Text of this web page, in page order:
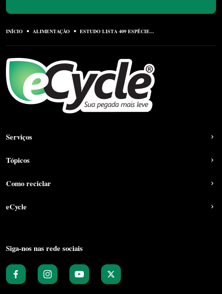
INÍCIO ALIMENTAÇÃO ESTUDO LISTA 409 ESPÉCIE...
Serviços
Tópicos
Como reciclar
eCycle
Siga-nos nas rede sociais